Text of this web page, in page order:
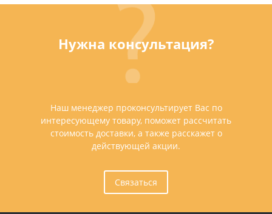
Нужна консультация?
Наш менеджер проконсультирует Вас по
интересующему товару, поможет рассчитать
стоимость доставки, а также расскажет о
действующей акции.
Связаться